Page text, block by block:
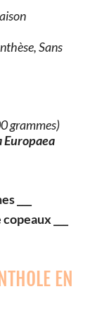
Sans
grammes)
Europaea
___
___
EN